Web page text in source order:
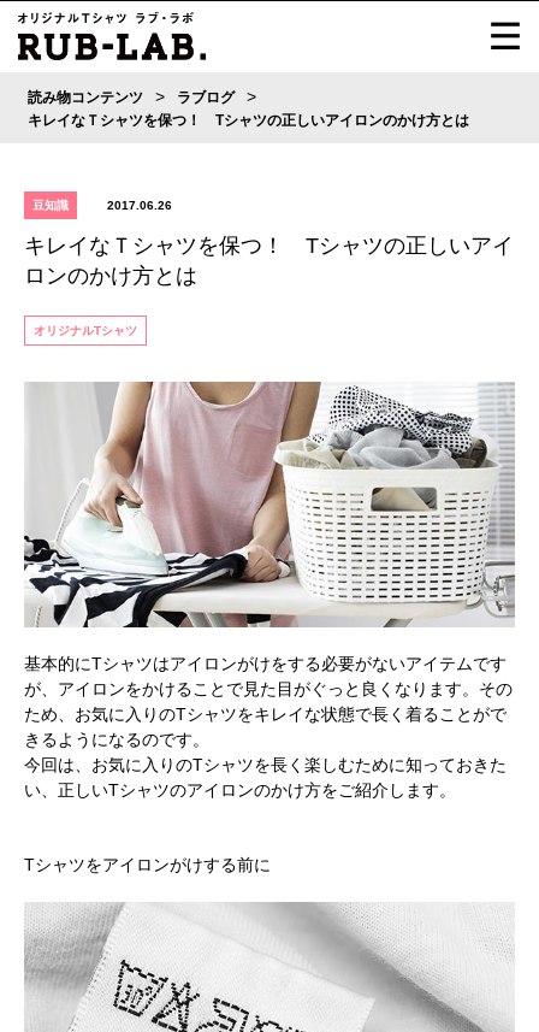
読み物コンテンツ > ラブログ >
キレイなＴシャツを保つ！ Tシャツの正しいアイロンのかけ方とは
豆知識 2017.06.26
キレイなＴシャツを保つ！ Tシャツの正しいアイ
ロンのかけ方とは
オリジナルTシャツ
基本的にTシャツはアイロンがけをする必要がないアイテムです
が、アイロンをかけることで見た目がぐっと良くなります。その
ため、お気に入りのTシャツをキレイな状態で長く着ることがで
きるようになるのです。
今回は、お気に入りのTシャツを長く楽しむために知っておきた
い、正しいTシャツのアイロンのかけ方をご紹介します。
Tシャツをアイロンがけする前に